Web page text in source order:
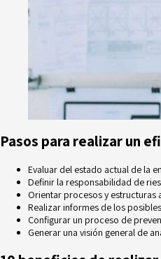
Pasos para realizar un
Evaluar del estado actual de la
Definir la responsabilidad de
Orientar procesos y estructuras
Realizar informes de los
Configurar un proceso de
Generar una visión general de